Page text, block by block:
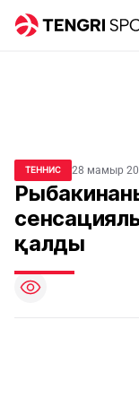
ТЕННИС 28 мамыр
қалды